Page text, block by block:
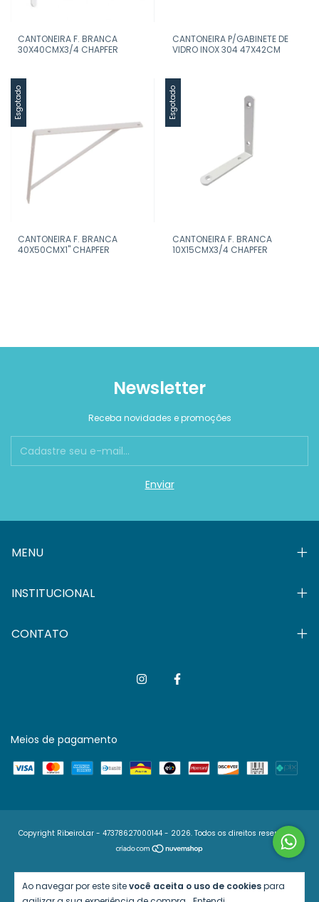
Ao navegar por este sitevocê aceita o uso de cookiespara
CANTONEIRA F. BRANCA
30X40CMX3/4 CHAPFER
CANTONEIRA P/GABINETE DE
VIDRO INOX 304 47X42CM
Esgotado
CANTONEIRA F. BRANCA
40X50CMX1" CHAPFER
Esgotado
CANTONEIRA F. BRANCA
10X15CMX3/4 CHAPFER
Newsletter
Receba novidades e promoções
MENU
INSTITUCIONAL
CONTATO
Meios de pagamento
Copyright RibeiroLar - 47378627000144 - 2026. Todos os direitos reservados.